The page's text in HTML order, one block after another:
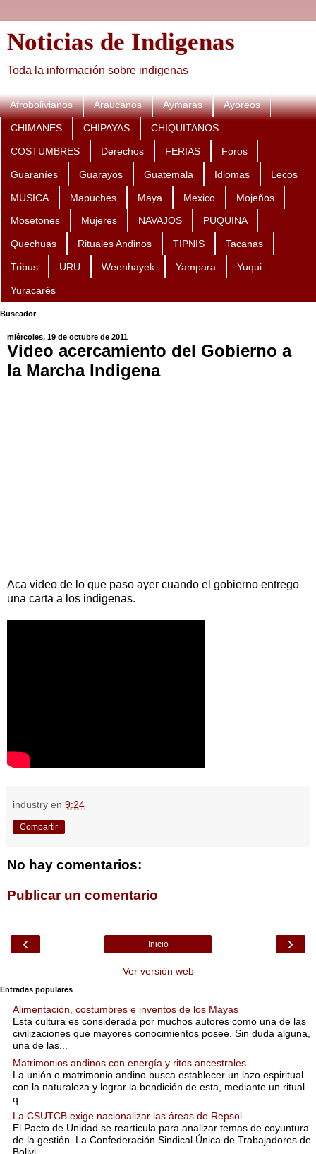
Noticias de Indigenas
Toda la información sobre indigenas
Afrobolivianos Araucanos Aymaras Ayoreos
CHIMANES CHIPAYAS CHIQUITANOS
COSTUMBRES Derechos FERIAS Foros
Guaraníes Guarayos Guatemala Idiomas Lecos
MUSICA Mapuches Maya Mexico Mojeños
Mosetones Mujeres NAVAJOS PUQUINA
Quechuas Rituales Andinos TIPNIS Tacanas
Tribus URU Weenhayek Yampara Yuqui
Yuracarés
Buscador
miércoles, 19 de octubre de 2011
Video acercamiento del Gobierno a
la Marcha Indigena
Aca video de lo que paso ayer cuando el gobierno entrego
una carta a los indigenas.
industry en 9:24
Compartir
No hay comentarios:
Publicar un comentario
‹ ›
Inicio
Ver versión web
Entradas populares
Alimentación, costumbres e inventos de los Mayas
Esta cultura es considerada por muchos autores como una de las
civilizaciones que mayores conocimientos posee. Sin duda alguna,
una de las...
Matrimonios andinos con energía y ritos ancestrales
La unión o matrimonio andino busca establecer un lazo espiritual
con la naturaleza y lograr la bendición de esta, mediante un ritual
q...
La CSUTCB exige nacionalizar las áreas de Repsol
El Pacto de Unidad se rearticula para analizar temas de coyuntura
de la gestión. La Confederación Sindical Única de Trabajadores de
Bolivi...